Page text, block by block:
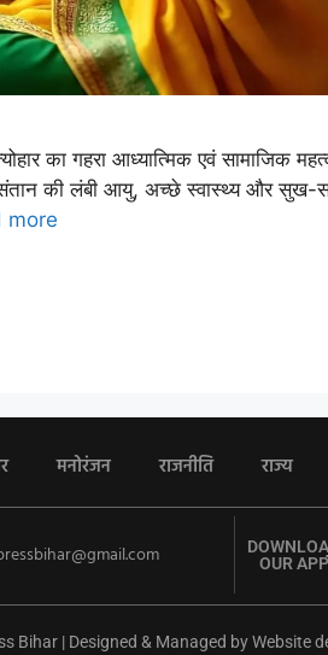
का गहरा आध्यात्मिक एवं सामाजिक
संतान की लंबी आयु, अच्छे स्वास्थ्य और सुख-
more
मनोरंजन राजनीति राज्य
OUR APP
Bihar | Designed & Managed byWebsite